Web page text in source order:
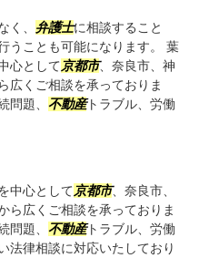
く、 弁護士に相談すること
うことも可能になります。 葉
心として京都市、奈良市、神
広くご相談を承っておりま
問題、 不動産トラブル、労働
中心として京都市、奈良市、
ら広くご相談を承っておりま
問題、 不動産トラブル、労働
法律相談に対応いたしており